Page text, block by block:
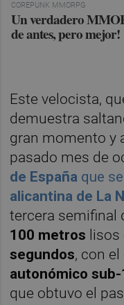
COREPUNK MMORPG
Un verdadero
de antes, pero mejor!
Este velocista,
demuestra
gran momento y
pasado mes de
de España que
alicantina de La
tercera semifinal
100 metros
segundos, con el
autonómico
que obtuvo el